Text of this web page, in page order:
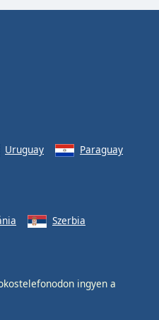
Uruguay
Paraguay
Szerbia
ingyen a